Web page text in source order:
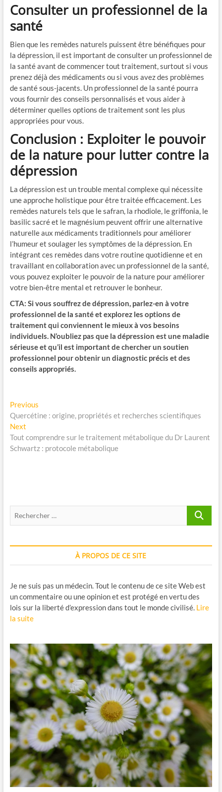
Consulter un professionnel de la
santé
Bien que les remèdes naturels puissent être bénéfiques pour
la dépression, il est important de consulter un professionnel de
la santé avant de commencer tout traitement, surtout si vous
prenez déjà des médicaments ou si vous avez des problèmes
de santé sous-jacents. Un professionnel de la santé pourra
vous fournir des conseils personnalisés et vous aider à
déterminer quelles options de traitement sont les plus
appropriées pour vous.
Conclusion : Exploiter le pouvoir
de la nature pour lutter contre la
dépression
La dépression est un trouble mental complexe qui nécessite
une approche holistique pour être traitée efficacement. Les
remèdes naturels tels que le safran, la rhodiole, le griffonia, le
basilic sacré et le magnésium peuvent offrir une alternative
naturelle aux médicaments traditionnels pour améliorer
l’humeur et soulager les symptômes de la dépression. En
intégrant ces remèdes dans votre routine quotidienne et en
travaillant en collaboration avec un professionnel de la santé,
vous pouvez exploiter le pouvoir de la nature pour améliorer
votre bien-être mental et retrouver le bonheur.
CTA: Si vous souffrez de dépression, parlez-en à votre
professionnel de la santé et explorez les options de
traitement qui conviennent le mieux à vos besoins
individuels. N’oubliez pas que la dépression est une maladie
sérieuse et qu’il est important de chercher un soutien
professionnel pour obtenir un diagnostic précis et des
conseils appropriés.
Navigation
de
l’article
PreviousPrevious
post:
Quercétine : origine, propriétés et recherches scientifiques
NextNext
post:
Tout comprendre sur le traitement métabolique du Dr Laurent
Schwartz : protocole métabolique
À PROPOS DE CE SITE
Je ne suis pas un médecin. Tout le contenu de ce site Web est
un commentaire ou une opinion et est protégé en vertu des
lois sur la liberté d’expression dans tout le monde civilisé. Lire
la suite